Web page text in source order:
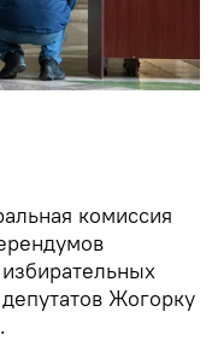
комиссия
Жогорку